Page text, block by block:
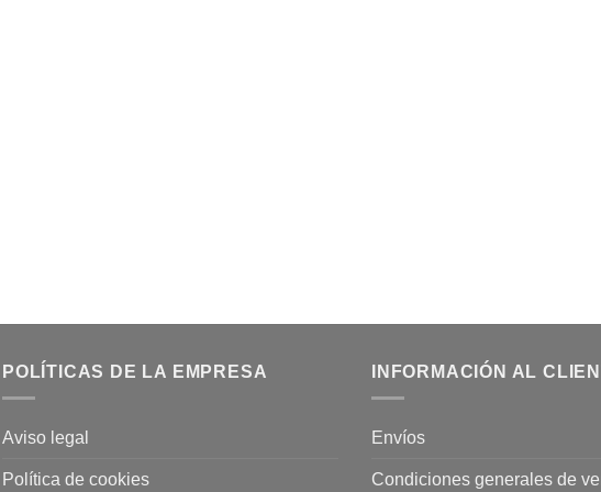
POLÍTICAS DE LA EMPRESA
Aviso legal
Política de cookies
INFORMACIÓN AL
Envíos
Condiciones generales de